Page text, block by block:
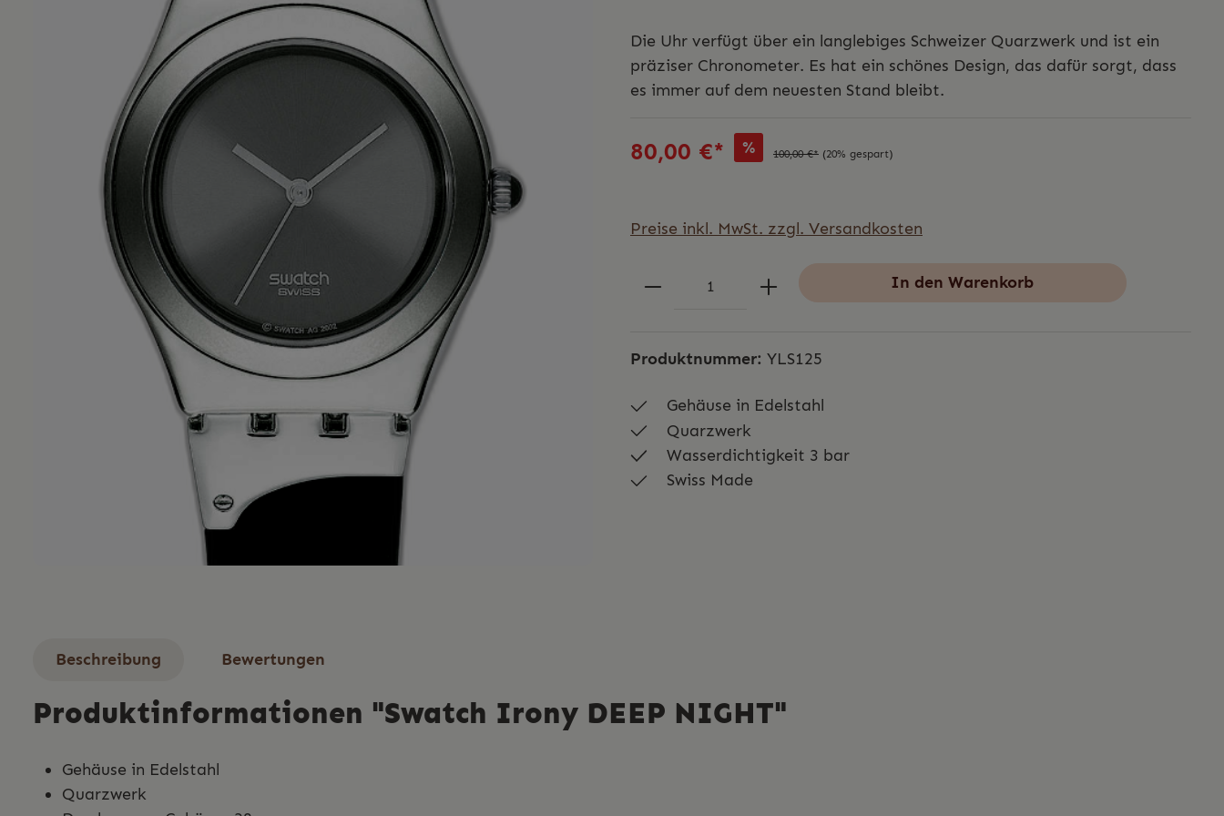
Die Uhr verfügt über ein langlebiges Schweizer Quarzwerk und ist ein
präziser Chronometer. Es hat ein schönes Design, das dafür sorgt, dass
es immer auf dem neuesten Stand bleibt.
80,00 €* % 100,00 €* (20% gespart)
Preise inkl. MwSt. zzgl. Versandkosten
In den Warenkorb
Produktnummer: YLS125
Gehäuse in Edelstahl
Quarzwerk
Wasserdichtigkeit 3 bar
Swiss Made
Beschreibung Bewertungen
Produktinformationen "Swatch Irony DEEP NIGHT"
Gehäuse in Edelstahl
Quarzwerk